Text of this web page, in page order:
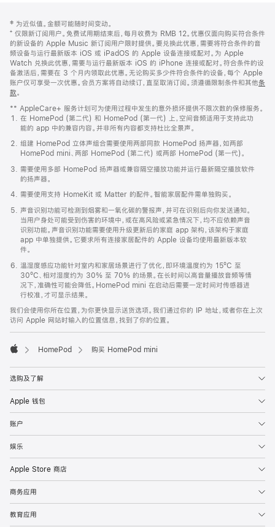
页
页
脚
注
‡ 为近似值。金额可能随时间变动。
⁺ 仅限新订阅用户。免费试用期结束后，每月收费为 RMB 12。优惠仅面向购买符合条件
的新设备的 Apple Music 新订阅用户限时提供。要兑换此优惠，需要将符合条件的音
频设备与运行最新版本 iOS 或 iPadOS 的 Apple 设备连接或配对。为 Apple
Watch 兑换此优惠，需要与运行最新版本 iOS 的 iPhone 连接或配对。符合条件的设
备激活后，需要在 3 个月内领取此优惠。无论购买多少件符合条件的设备，每个 Apple
账户仅可享受一次优惠。会员方案将自动续订，直至取消订阅。须遵循限制条件和其他条
款。
窗
口
中
打
开)
** AppleCare+ 服务计划可为使用过程中发生的意外损坏提供不限次数的保修服务。
在 HomePod (第二代) 和 HomePod (第一代) 上，空间音频适用于支持此功
能的 app 中的兼容内容。并非所有内容都支持杜比全景声。
组建 HomePod 立体声组合需要使用两部同款 HomePod 扬声器，如两部
HomePod mini、两部 HomePod (第二代) 或两部 HomePod (第一代)。
需要使用多部 HomePod 扬声器或兼容隔空播放功能并运行最新隔空播放软件
的扬声器。
需要使用支持 HomeKit 或 Matter 的配件。智能家居配件需单独购买。
声音识别功能可检测到烟雾和一氧化碳的警报声，并可在识别后向你发送通知。
当用户身处可能受到伤害的环境中，或在高风险或紧急情况下，均不应依赖声音
识别功能。声音识别功能需要使用升级更新后的家庭 app 架构，该架构于家庭
app 中单独提供。它要求所有连接家居配件的 Apple 设备均使用最新版本软
件。
温湿度感应功能针对室内和家居场景进行了优化，即环境温度约为 15ºC 至
30ºC、相对湿度约为 30% 至 70% 的场景。在长时间以高音量播放音频等情
况下，准确性可能会降低。HomePod mini 在启动后需要一定时间对传感器进
行校准，才可显示结果。
我们会使用你所在位置，为你更快显示送货选项。我们通过你的 IP 地址，或者你在上次
访问 Apple 网站时输入的位置信息，找到了你的位置。
HomePod 购买 HomePod mini
选购及了解
Apple 钱包
账户
娱乐
Apple Store 商店
商务应用
教育应用